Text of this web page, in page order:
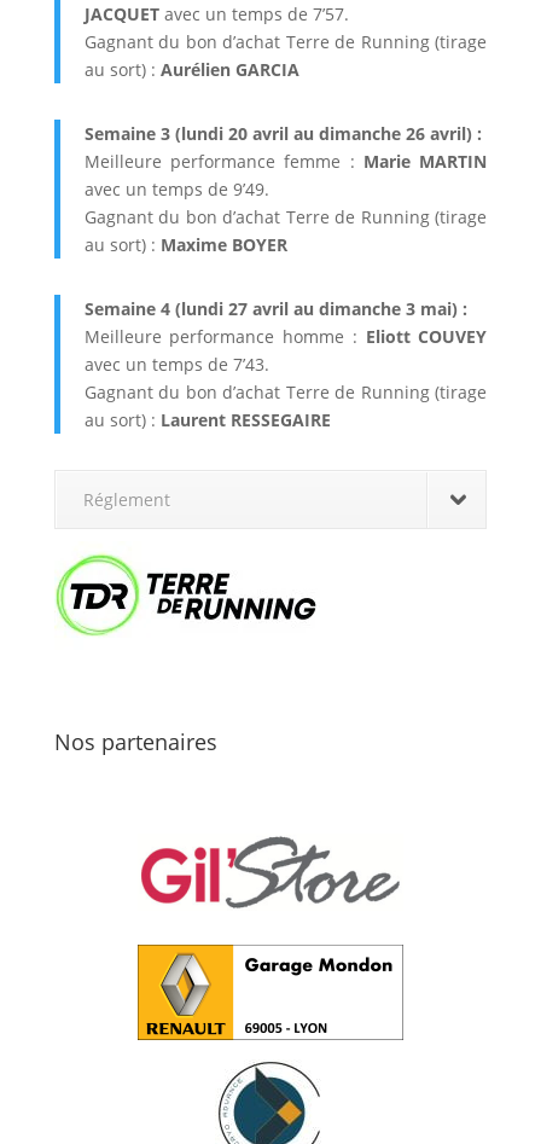
JACQUETavec un temps de 7’57.
Gagnant du bon d’achat Terre de Running (tirage
au sort) : Aurélien GARCIA
Semaine 3 (lundi 20 avril au dimanche 26 avril) :
Meilleure performance femme : Marie MARTIN
avec un temps de 9’49.
Gagnant du bon d’achat Terre de Running (tirage
au sort) : Maxime BOYER
Semaine 4 (lundi 27 avril au dimanche 3 mai) :
Meilleure performance homme : Eliott COUVEY
avec un temps de 7’43.
Gagnant du bon d’achat Terre de Running (tirage
au sort) : Laurent RESSEGAIRE
Réglement
Nos partenaires